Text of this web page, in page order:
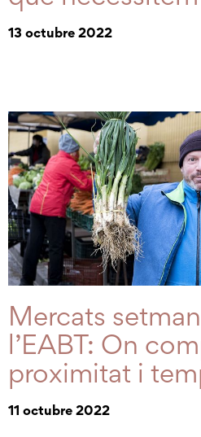
13 octubre 2022
Mercats
l’EABT: On
proximitat i
11 octubre 2022